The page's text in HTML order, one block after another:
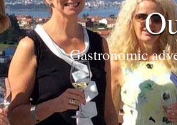
Gastronomic